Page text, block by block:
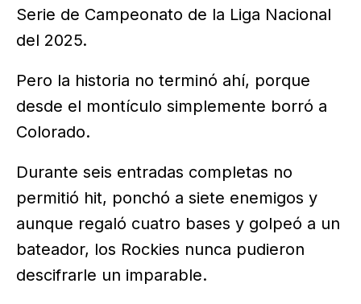
Serie de Campeonato de la Liga Nacional
del 2025.
Pero la historia no terminó ahí, porque
desde el montículo simplemente borró a
Colorado.
Durante seis entradas completas no
permitió hit, ponchó a siete enemigos y
aunque regaló cuatro bases y golpeó a un
bateador, los Rockies nunca pudieron
descifrarle un imparable.